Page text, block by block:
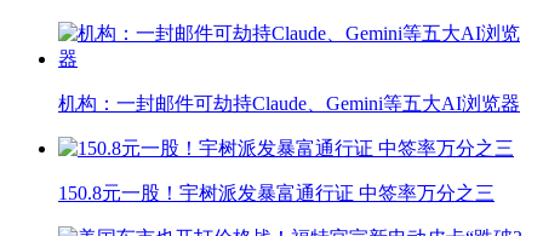
机构：一封邮件可劫持Claude、Gemini等五大AI浏览器
150.8元一股！宇树派发暴富通行证 中签率万分之三